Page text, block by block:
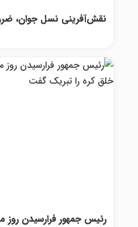
نقش‌آفرینی نسل جوان،
رئیس جمهور فرارسیدن روز